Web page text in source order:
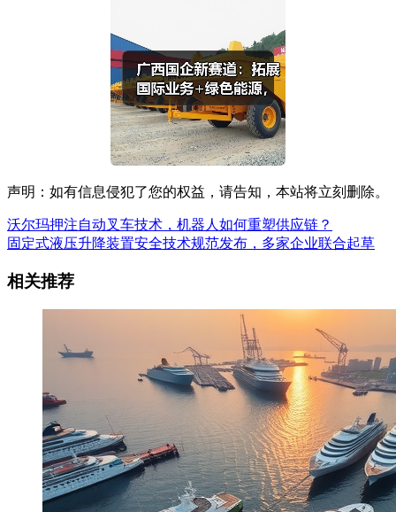
声明：如有信息侵犯了您的权益，请告知，本站将立刻删除。
沃尔玛押注自动叉车技术，机器人如何重塑供应链？
固定式液压升降装置安全技术规范发布，多家企业联合起草
相关推荐